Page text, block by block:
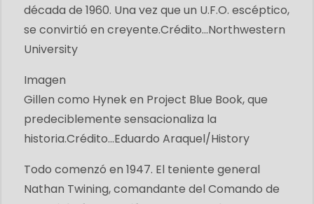
década de 1960. Una vez que un U.F.O. escéptico,
se convirtió en creyente.Crédito...Northwestern
University
Imagen
Gillen como Hynek en Project Blue Book, que
predeciblemente sensacionaliza la
historia.Crédito...Eduardo Araquel/History
Todo comenzó en 1947. El teniente general
Nathan Twining, comandante del Comando de